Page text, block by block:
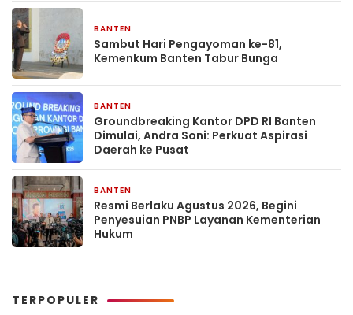
BANTEN
Sambut Hari Pengayoman ke-81,
Kemenkum Banten Tabur Bunga
BANTEN
Groundbreaking Kantor DPD RI Banten
Dimulai, Andra Soni: Perkuat Aspirasi
Daerah ke Pusat
BANTEN
Resmi Berlaku Agustus 2026, Begini
Penyesuian PNBP Layanan Kementerian
Hukum
TERPOPULER